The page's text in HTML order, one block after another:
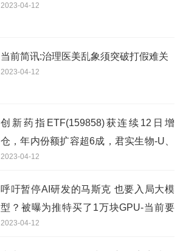
2023-04-12
当前简讯:治理医美乱象须突破打假难关
2023-04-12
创新药指ETF(159858)获连续12日增
仓，年内份额扩容超6成，君实生物-U、
悦康药业、科伦药业逆市红盘 通讯
2023-04-12
呼吁暂停AI研发的马斯克 也要入局大模
型？被曝为推特买了1万块GPU-当前要
闻
2023-04-12